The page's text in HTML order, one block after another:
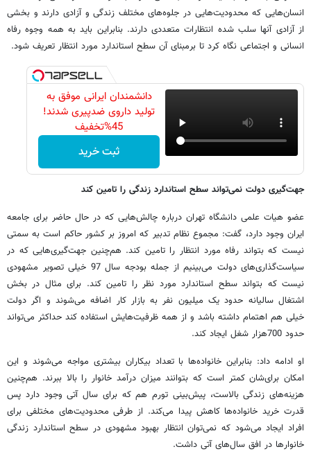
انسان‌هایی که محدودیت‌هایی در جلوه‌های مختلف زندگی و آزادی دارند و بخشی
از آزادی آنها سلب شده انتظارات متعددی دارند. بنابراین باید به همه وجوه رفاه
انسانی و اجتماعی نگاه کرد تا برمبنای آن سطح استاندارد مورد انتظار تعریف شود.
دانشمندان ایرانی موفق به
تولید داروی ضدپیری شدند!
45%تخفیف
ثبت خرید
جهت‌گیری دولت نمی‌تواند سطح استاندارد زندگی را تامین کند
عضو هیات علمی دانشگاه تهران درباره چالش‌هایی که در حال حاضر برای جامعه
ایران وجود دارد، گفت: مجموع نظام تدبیر که امروز بر کشور حاکم است به سمتی
نیست که بتواند رفاه مورد انتظار را تامین کند. هم‌چنین جهت‌گیری‌هایی که در
سیاست‌گذاری‌های دولت می‌بینیم از جمله بودجه سال 97 خیلی تصویر مشهودی
نیست که بتواند سطح استاندارد مورد نظر را تامین کند. برای مثال در بخش
اشتغال سالیانه حدود یک میلیون نفر به بازار کار اضافه می‌شوند و اگر دولت
خیلی هم اهتمام داشته باشد و از همه ظرفیت‌هایش استفاده کند حداکثر می‌تواند
حدود 700هزار شغل ایجاد کند.
او ادامه داد: بنابراین خانواده‌ها با تعداد بیکاران بیشتری مواجه می‌شوند و این
امکان برای‌شان کمتر است که بتوانند میزان درآمد خانوار را بالا ببرند. هم‌چنین
هزینه‌های زندگی بالاست، پیش‌بینی تورم هم که برای سال آتی وجود دارد پس
قدرت خرید خانواده‌ها کاهش پیدا می‌کند. از طرفی محدودیت‌های مختلفی برای
افراد ایجاد می‌شود که نمی‌توان انتظار بهبود مشهودی در سطح استاندارد زندگی
خانوارها در افق سال‌های آتی داشت.